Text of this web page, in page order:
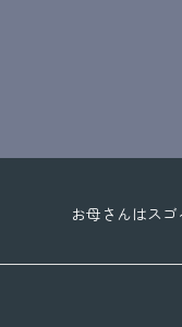
お母さんはス